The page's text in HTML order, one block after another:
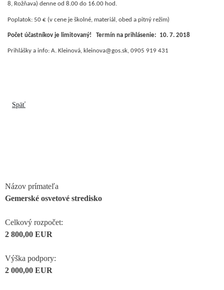
8, Rožňava) denne od 8.00 do 16.00 hod.
Poplatok: 50 € (v cene je školné, materiál, obed a pitný režim)
Počet účastníkov je limitovaný! Termín na prihlásenie: 10. 7. 2018
Prihlášky a info: A. Kleinová, kleinova@gos.sk, 0905 919 431
Späť
Názov prímateľa
Gemerské osvetové stredisko
Celkový rozpočet:
2 800,00 EUR
Výška podpory:
2 000,00 EUR